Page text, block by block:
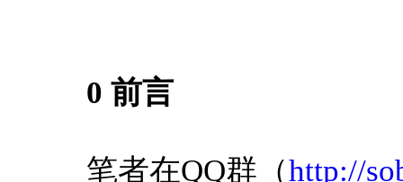
0 前言
笔者在QQ群（http://